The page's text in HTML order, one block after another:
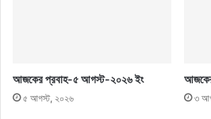
আজকের প্রবাহ-৫ আগস্ট-২০২৬ ইং
৫ আগস্ট, ২০২৬ ৩